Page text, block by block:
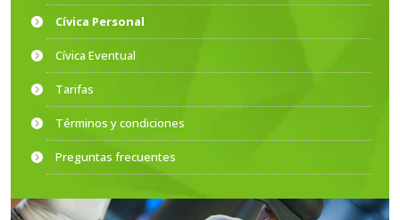
Cívica Personal
Cívica Eventual
Tarifas
Términos y condiciones
Preguntas frecuentes